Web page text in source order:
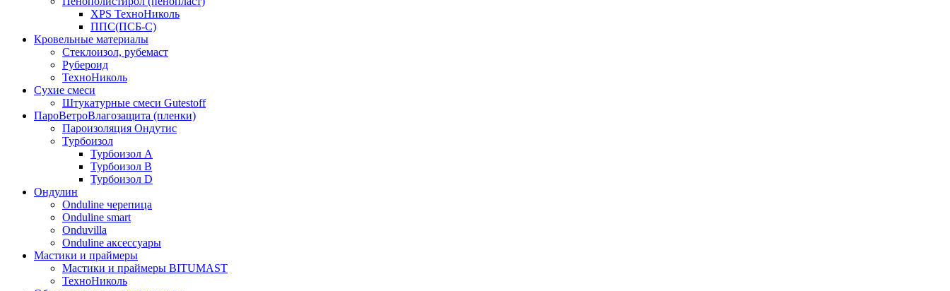
XPS ТехноНиколь
ППС(ПСБ-С)
Кровельные материалы
Стеклоизол, рубемаст
Рубероид
ТехноНиколь
Сухие смеси
Штукатурные смеси Gutestoff
ПароВетроВлагозащита (пленки)
Пароизоляция Ондутис
Турбоизол
Турбоизол А
Турбоизол B
Турбоизол D
Ондулин
Onduline черепица
Onduline smart
Onduvilla
Onduline аксессуары
Мастики и праймеры
Мастики и праймеры BITUMAST
ТехноНиколь